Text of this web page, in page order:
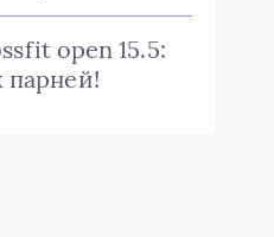
open 15.5:
парней!